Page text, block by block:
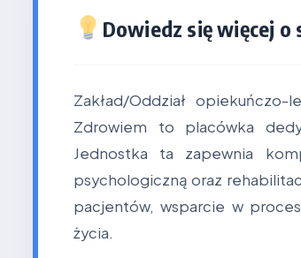
Dowiedz się więcej o
Zakład/Oddział
Zdrowiem to placówka
Jednostka ta zapewnia
psychologiczną oraz
pacjentów, wsparcie w
życia.